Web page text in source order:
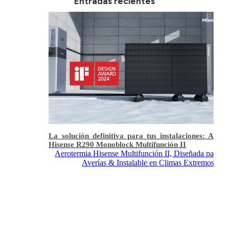
La solución definitiva para tus instalaciones:
Hisense R290 Monoblock Multifunción II
Aerotermia Hisense Multifunción II, Diseñada para
Averías & Instalable en Climas Extremos